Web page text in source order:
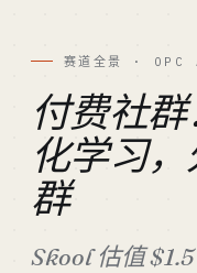
赛道全景 · OPC
付费社
化学习
群
Skool 估值